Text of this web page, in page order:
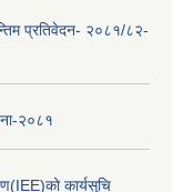
प्रतिवेदन- २०८१/८२-
२०८१
कार्यसुचि